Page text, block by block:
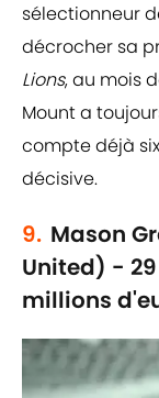
sélectionneur
décrocher sa
Lions, au mois
Mount a
compte déjà
décisive.
9. Mason
United) -
millions